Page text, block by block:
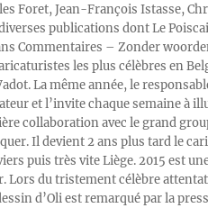
Foret, Jean-François Istasse,
publications dont Le
Commentaires – Zonder
les plus célèbres en
La même année, le
et l’invite chaque semaine à
collaboration avec le grand
Il devient 2 ans plus tard le
puis très vite Liège. 2015 est
Lors du tristement célèbre
d’Oli est remarqué par la